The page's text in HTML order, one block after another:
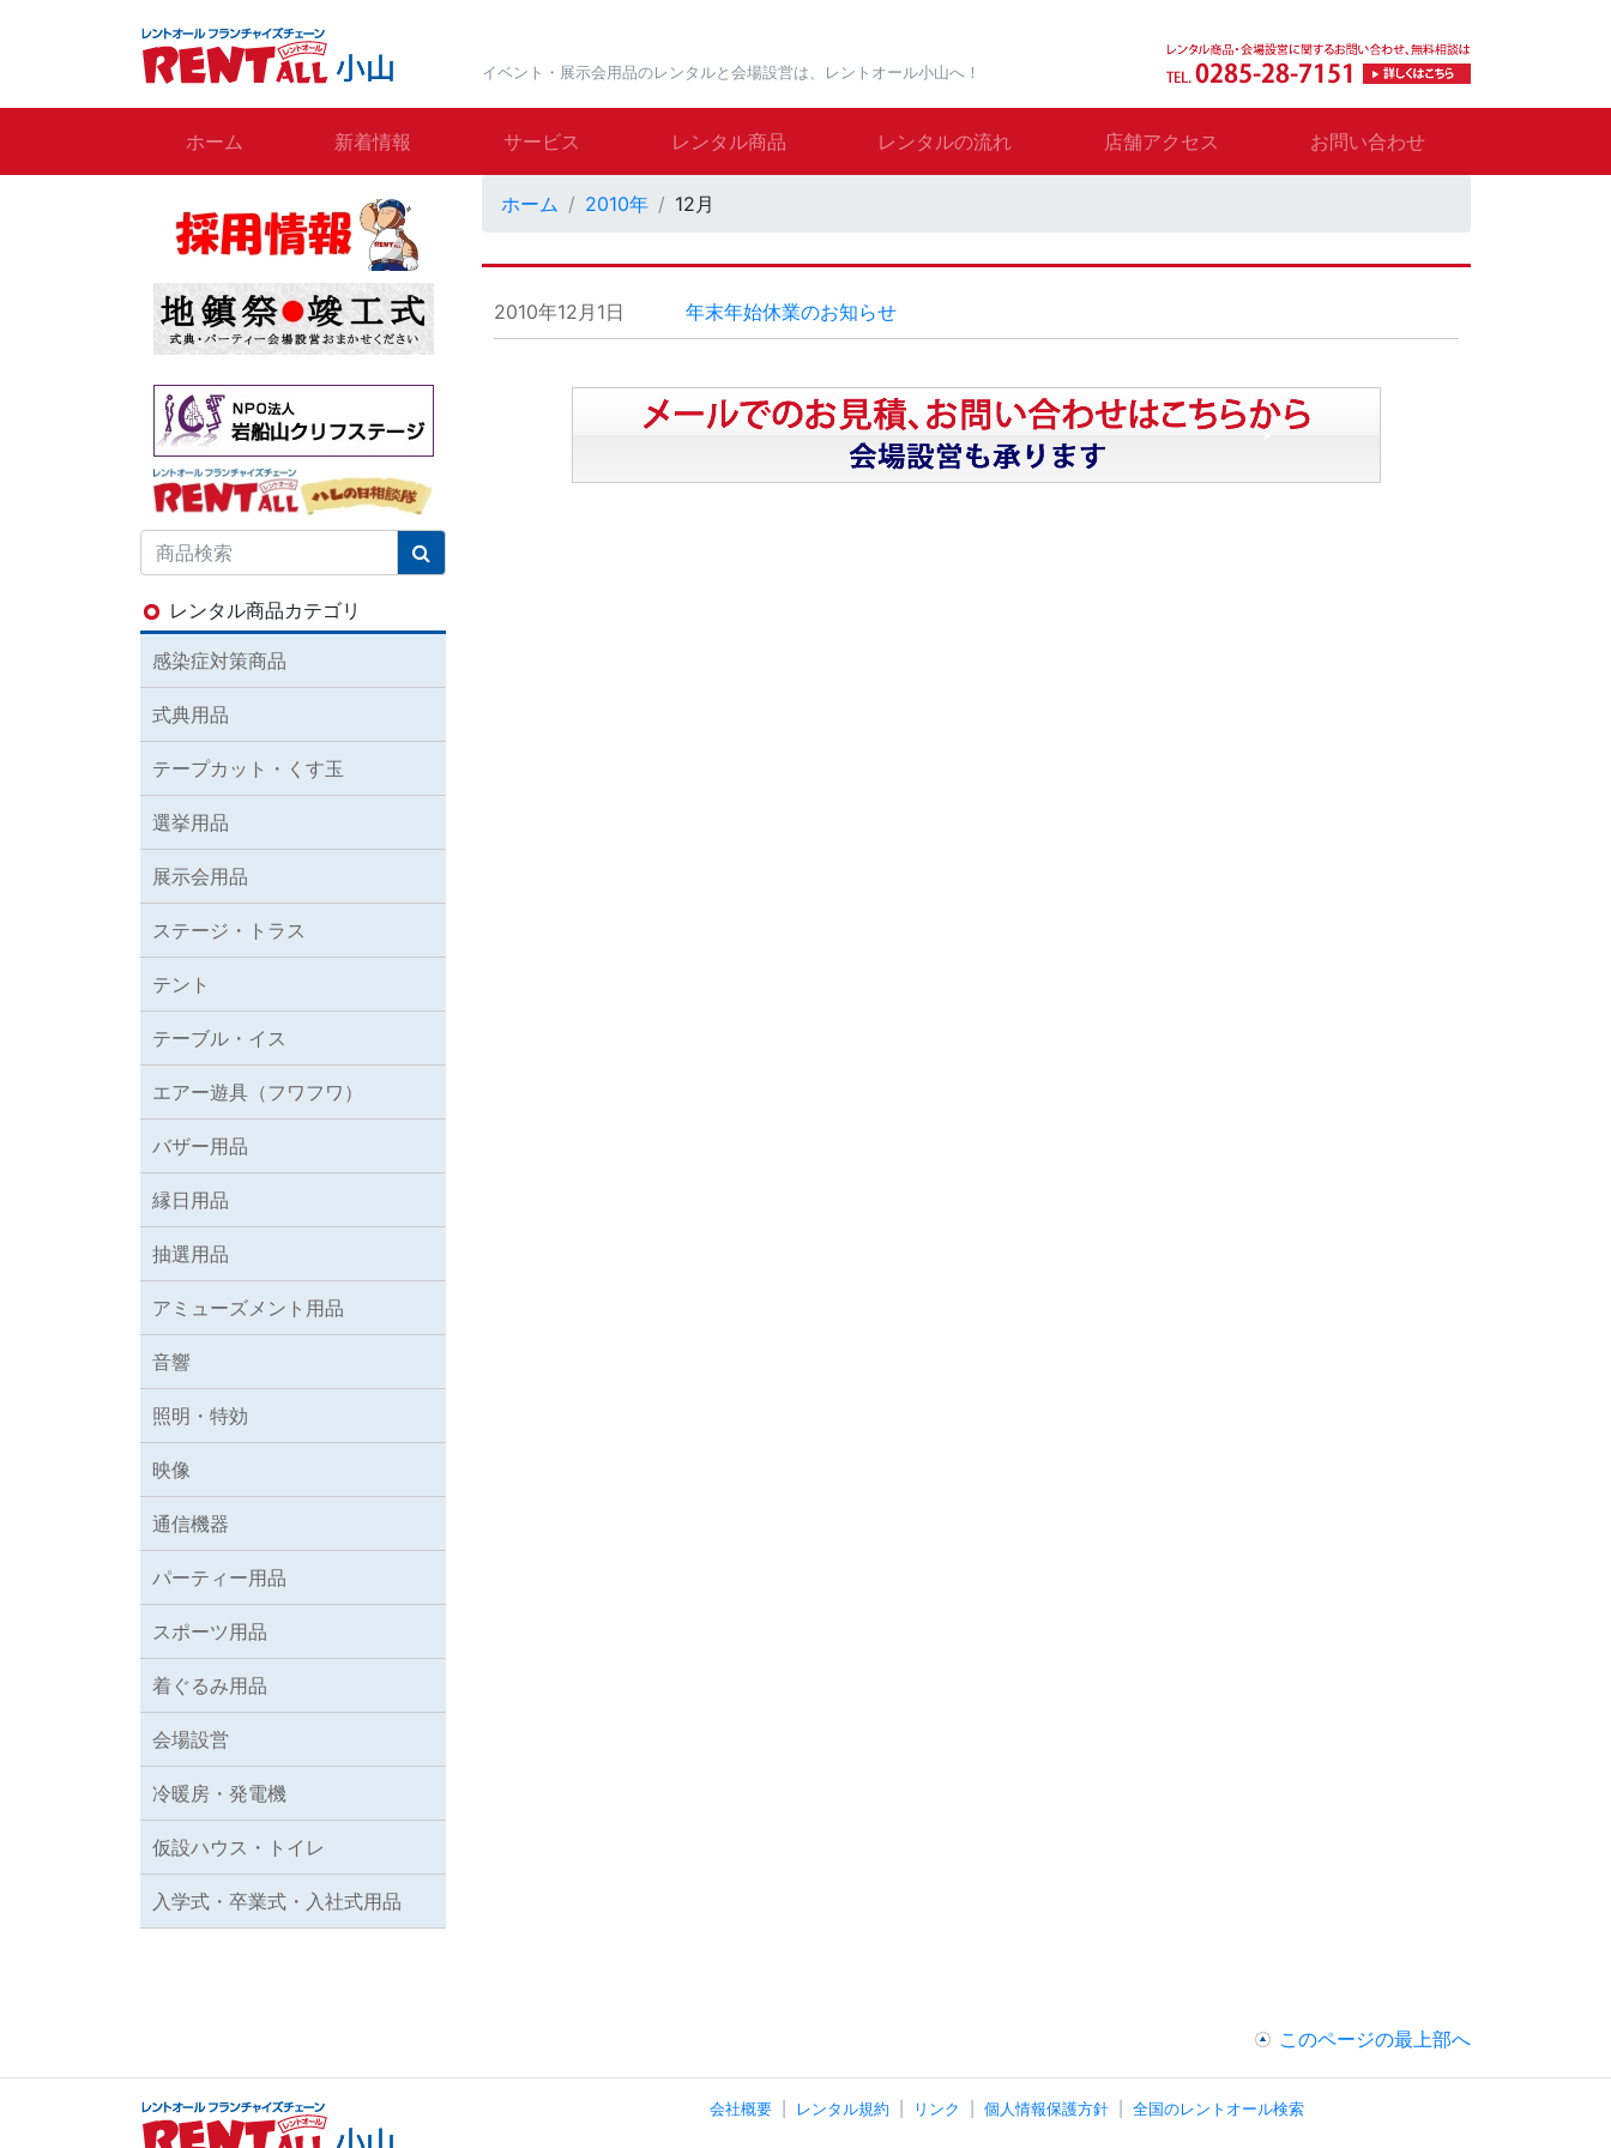
イベント・展示会用品のレンタルと会場設営は、レントオール小山へ！
ホーム 新着情報 サービス レンタル商品 レンタルの流れ 店舗アクセス お問い合わせ
ホーム 2010年 12月
2010年12月1日 年末年始休業のお知らせ
レンタル商品カテゴリ
感染症対策商品
式典用品
テープカット・くす玉
選挙用品
展示会用品
ステージ・トラス
テント
テーブル・イス
エアー遊具（フワフワ）
バザー用品
縁日用品
抽選用品
アミューズメント用品
音響
照明・特効
映像
通信機器
パーティー用品
スポーツ用品
着ぐるみ用品
会場設営
冷暖房・発電機
仮設ハウス・トイレ
入学式・卒業式・入社式用品
このページの最上部へ
会社概要 レンタル規約 リンク 個人情報保護方針 全国のレントオール検索